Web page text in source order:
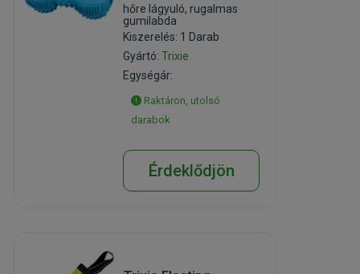
hőre lágyuló, rugalmas
gumilabda
Kiszerelés: 1 Darab
Gyártó:Trixie
Egységár:
Raktáron, utolsó
darabok
Érdeklődjön